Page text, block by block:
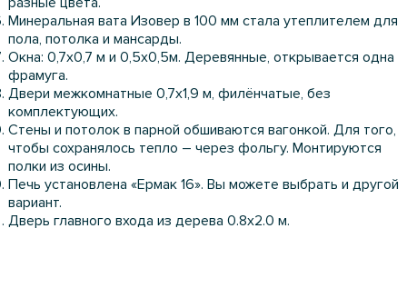
Минеральная вата Изовер в 100 мм стала утеплителем для
пола, потолка и мансарды.
Окна: 0,7х0,7 м и 0,5х0,5м. Деревянные, открывается одна
фрамуга.
Двери межкомнатные 0,7х1,9 м, филёнчатые, без
комплектующих.
Стены и потолок в парной обшиваются вагонкой. Для того,
чтобы сохранялось тепло – через фольгу. Монтируются
полки из осины.
Печь установлена «Ермак 16». Вы можете выбрать и другой
вариант.
Дверь главного входа из дерева 0.8х2.0 м.